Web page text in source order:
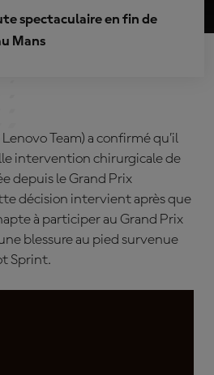
spectaculaire en fin de
Mans
Team) a confirmé qu’il
intervention chirurgicale de
depuis le Grand Prix
décision intervient après que
à participer au Grand Prix
blessure au pied survenue
Sprint.